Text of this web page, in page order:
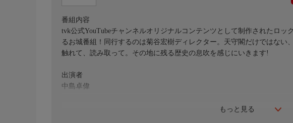
もっと見る
番組内容
tvk公式YouTubeチャンネルオリジナルコンテンツとして制作されたロッ
るお城番組！同行するのは菊谷宏樹ディレクター。天守閣だけではない
触れて、読み取って。その地に残る歴史の息吹を感じにいきます!
出演者
中島卓偉